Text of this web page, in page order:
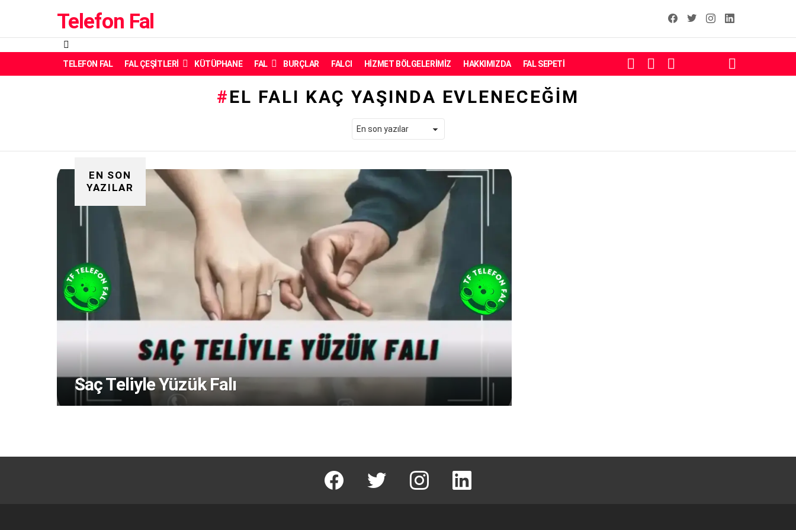
Telefon Fal facebook
T instagramLinkedin Fal
Menü
TELEFON FAL FAL ÇEŞITLERI KÜTÜPHANE FAL BURÇLAR FALCI HIZMET BÖLGELERIMIZ HAKKIMIZDA FAL SEPETI
SKIN
ANAHTARI
ARAMA
EL FALI KAÇ YAŞINDA EVLENECEĞIM
EN SON
YAZILAR
Saç Teliyle Yüzük Falı
facebook T instagram Linkedin Fal